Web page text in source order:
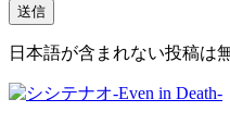
日本語が含まれない投稿は